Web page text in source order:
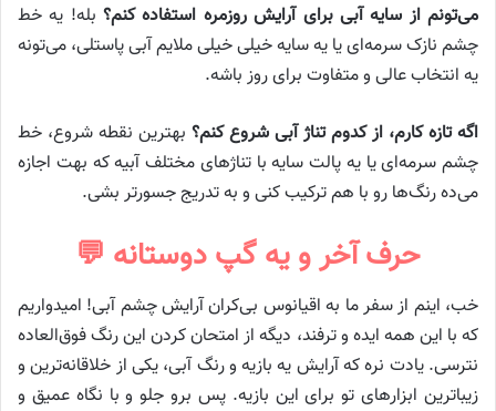
می‌تونم از سایه آبی برای آرایش روزمره استفاده کنم؟بله! یه خط
چشم نازک سرمه‌ای یا یه سایه خیلی خیلی ملایم آبی پاستلی، می‌تونه
یه انتخاب عالی و متفاوت برای روز باشه.
اگه تازه کارم، از کدوم تناژ آبی شروع کنم؟ بهترین نقطه شروع، خط
چشم سرمه‌ای یا یه پالت سایه با تناژهای مختلف آبیه که بهت اجازه
می‌ده رنگ‌ها رو با هم ترکیب کنی و به تدریج جسورتر بشی.
حرف آخر و یه گپ دوستانه 💬
خب، اینم از سفر ما به اقیانوس بی‌کران آرایش چشم آبی! امیدواریم
که با این همه ایده و ترفند، دیگه از امتحان کردن این رنگ فوق‌العاده
نترسی. یادت نره که آرایش یه بازیه و رنگ آبی، یکی از خلاقانه‌ترین و
زیباترین ابزارهای تو برای این بازیه. پس برو جلو و با نگاه عمیق و